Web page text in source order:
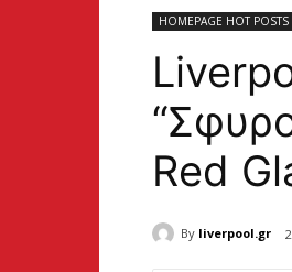
HOMEPAGE HOT POSTS
Red
By liverpool.gr